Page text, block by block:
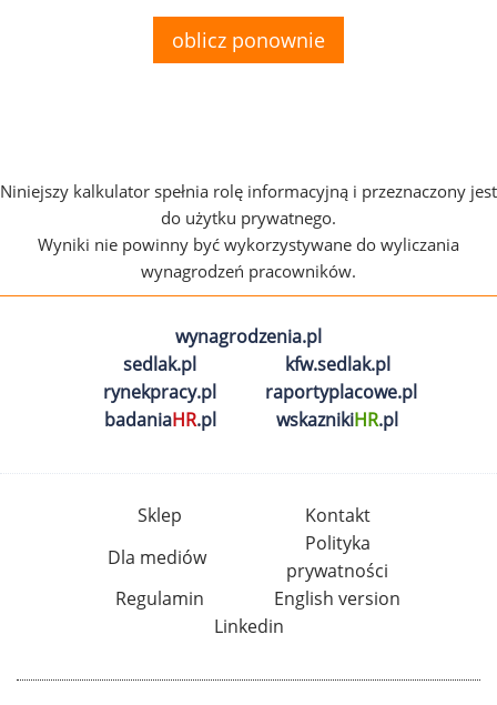
oblicz ponownie
Niniejszy kalkulator spełnia rolę informacyjną i przeznaczony jest
do użytku prywatnego.
Wyniki nie powinny być wykorzystywane do wyliczania
wynagrodzeń pracowników.
wynagrodzenia.pl
sedlak.pl
kfw.sedlak.pl
rynekpracy.pl
raportyplacowe.pl
badaniaHR.pl wskaznikiHR.pl
Sklep
Kontakt
Dla mediów
Polityka
prywatności
Regulamin
English version
Linkedin